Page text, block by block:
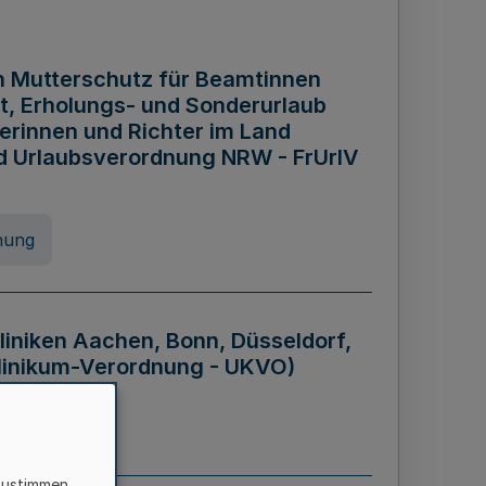
Mutterschutz für Beamtinnen
Erholungs- und Sonderurlaub
und Richter im Land
NRW - FrUrlV
Aachen, Bonn, Düsseldorf,
Verordnung - UKVO)